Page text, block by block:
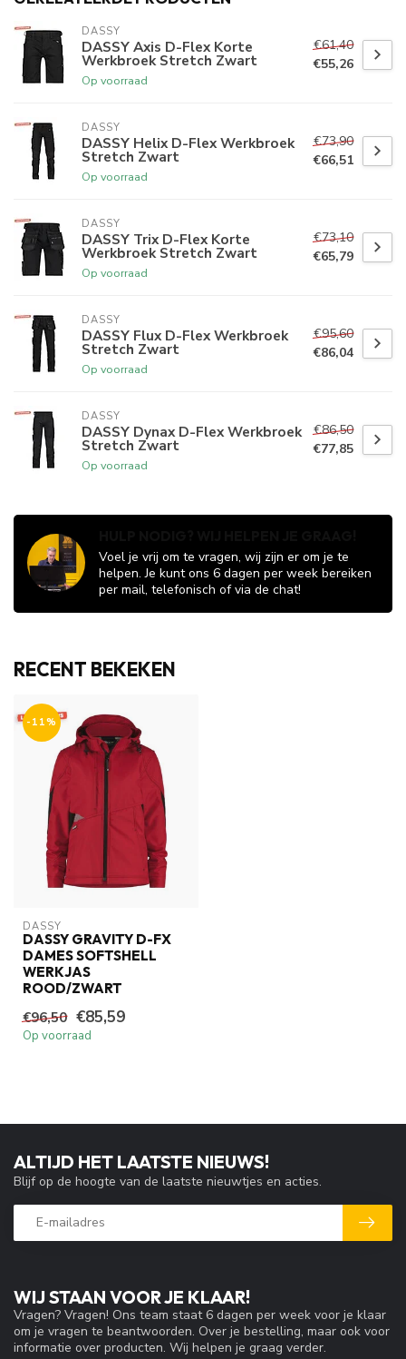
DASSY
DASSY Axis D-Flex Korte
Werkbroek Stretch Zwart
Op voorraad
€61,40
€55,26
DASSY
DASSY Helix D-Flex Werkbroek
Stretch Zwart
Op voorraad
€73,90
€66,51
DASSY
DASSY Trix D-Flex Korte
Werkbroek Stretch Zwart
Op voorraad
€73,10
€65,79
DASSY
DASSY Flux D-Flex Werkbroek
Stretch Zwart
Op voorraad
€95,60
€86,04
DASSY
DASSY Dynax D-Flex Werkbroek
Stretch Zwart
Op voorraad
€86,50
€77,85
Voel je vrij om te vragen, wij zijn er om je te
helpen. Je kunt ons 6 dagen per week bereiken
per mail, telefonisch of via de chat!
RECENT BEKEKEN
-11%
DASSY
DASSY GRAVITY D-FX
DAMES SOFTSHELL
WERKJAS
ROOD/ZWART
€96,50 €85,59
Op voorraad
WIJ STAAN VOOR JE KLAAR!
Vragen? Vragen! Ons team staat 6 dagen per week voor je klaar
om je vragen te beantwoorden. Over je bestelling, maar ook voor
informatie over producten. Wij helpen je graag verder.
ALTIJD HET LAATSTE NIEUWS!
Blijf op de hoogte van de laatste nieuwtjes en acties.